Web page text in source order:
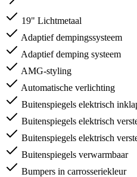
19" Lichtmetaal
Adaptief dempingssysteem
Adaptief demping systeem
AMG-styling
Automatische verlichting
Buitenspiegels elektrisch
Buitenspiegels elektrisch
Buitenspiegels elektrisch
Buitenspiegels verwarmbaar
Bumpers in carrosseriekleur